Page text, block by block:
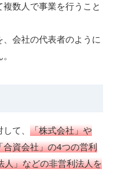
数人で事業を行うこと
会社の代表者のように
して、「株式会社」や
資会社」の4つの営利
人」などの非営利法人を